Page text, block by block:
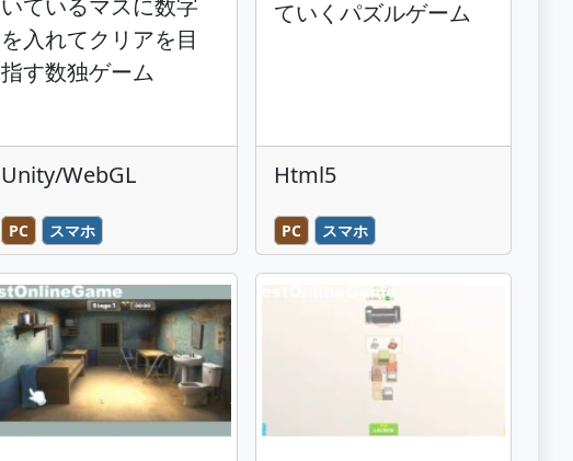
いているマスに数字
を入れてクリアを目
指す数独ゲーム
Unity/WebGL
PC スマホ
ていくパズルゲーム
Html5
PC スマホ